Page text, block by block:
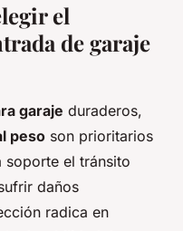
el
de garaje
garaje duraderos,
peso son prioritarios
soporte el tránsito
daños
radica en